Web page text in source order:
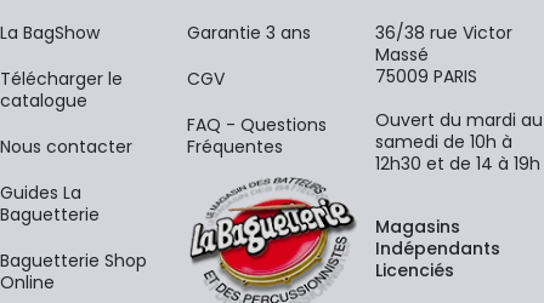
La BagShow
​Télécharger le
catalogue
Nous contacter
Guides La
Baguetterie
Baguetterie Shop
Online
Garantie 3 ans
CGV
FAQ - Questions
Fréquentes
36/38 rue Victor
Massé
75009 PARIS
Ouvert du mardi au
samedi de 10h à
12h30 et de 14 à 19h
Magasins
Indépendants
Licenciés